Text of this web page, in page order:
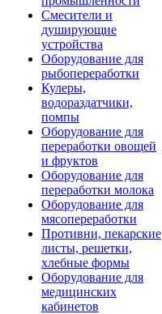
Смесители и
душирующие
устройства
Оборудование для
рыбопереработки
Кулеры,
водораздатчики,
помпы
Оборудование для
переработки овощей
и фруктов
Оборудование для
переработки молока
Оборудование для
мясопереработки
Противни, пекарские
листы, решетки,
хлебные формы
Оборудование для
медицинских
кабинетов